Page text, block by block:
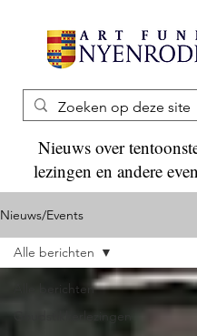
Nieuws over
lezingen en andere
Nieuws/Events
Alle berichten
Goudstikkerlezingen
Alle berichten